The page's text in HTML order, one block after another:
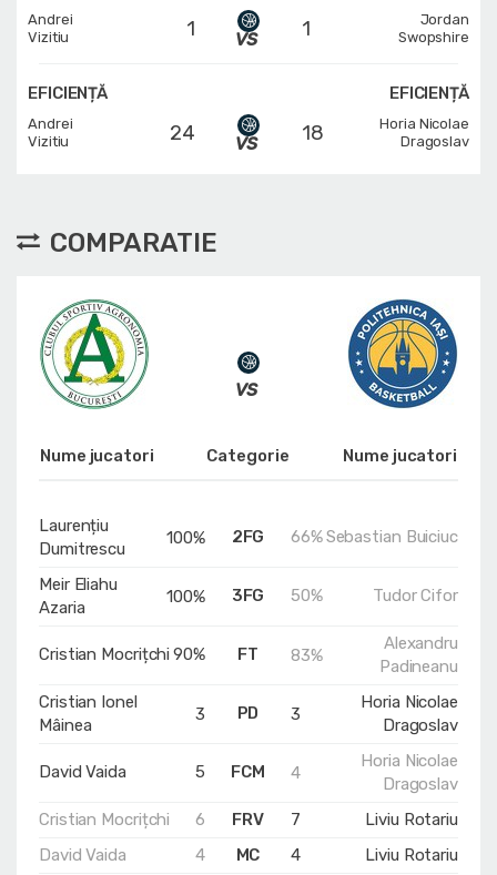
Andrei
Vizitiu
1 1
Jordan
Swopshire
EFICIENȚĂ
Andrei
Vizitiu
24
EFICIENȚĂ
18
Horia Nicolae
Dragoslav
COMPARATIE
Nume jucatori Categorie Nume jucatori
Laurențiu
Dumitrescu
100% 2FG 66%Sebastian Buiciuc
Meir Eliahu
Azaria
100% 3FG 50% Tudor Cifor
Cristian Mocrițchi90% FT 83%
Alexandru
Padineanu
Cristian Ionel
Mâinea
3 PD 3
Horia Nicolae
Dragoslav
David Vaida 5 FCM 4
Horia Nicolae
Dragoslav
Cristian Mocrițchi
6 FRV 7
Liviu Rotariu
David Vaida
4 MC 4 Liviu Rotariu